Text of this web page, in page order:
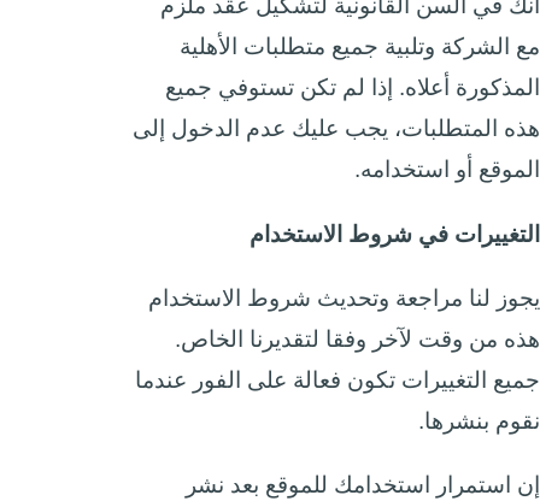
أنك في السن القانونية لتشكيل عقد ملزم
مع الشركة وتلبية جميع متطلبات الأهلية
المذكورة أعلاه. إذا لم تكن تستوفي جميع
هذه المتطلبات، يجب عليك عدم الدخول إلى
الموقع أو استخدامه.
التغييرات في شروط الاستخدام
يجوز لنا مراجعة وتحديث شروط الاستخدام
هذه من وقت لآخر وفقا لتقديرنا الخاص.
جميع التغييرات تكون فعالة على الفور عندما
نقوم بنشرها.
إن استمرار استخدامك للموقع بعد نشر